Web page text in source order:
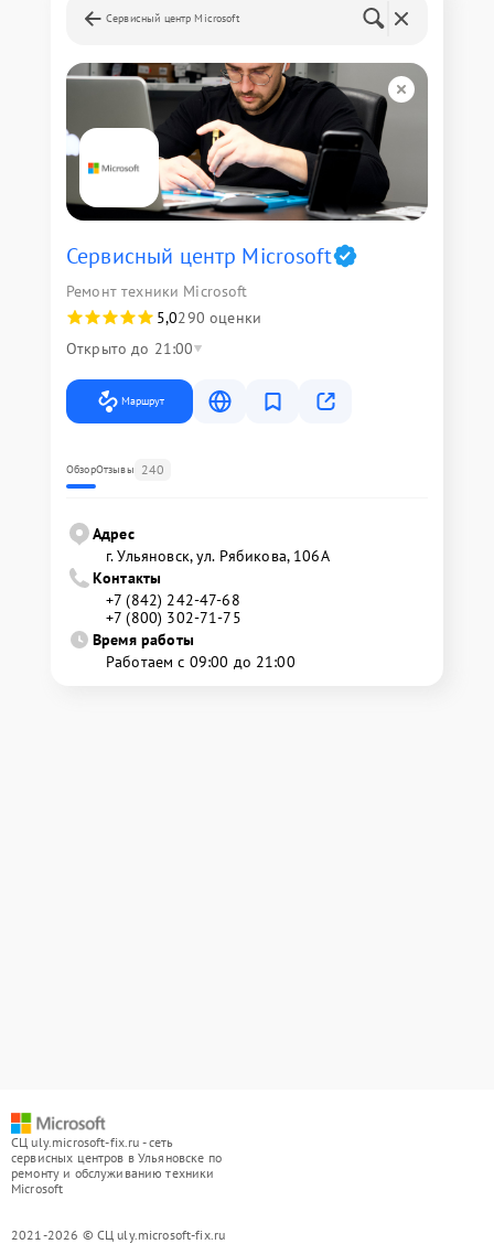
Сервисный центр Microsoft
Сервисный центр Microsoft
Ремонт техники Microsoft
5,0290 оценки
Открыто до 21:00
Маршрут
ОбзорОтзывы 240
Адрес
г. Ульяновск, ул. Рябикова, 106А
Контакты
+7 (842) 242-47-68
+7 (800) 302-71-75
Время работы
Работаем с 09:00 до 21:00
СЦ uly.microsoft-fix.ru - сеть
сервисных центров в Ульяновске по
ремонту и обслуживанию техники
Microsoft
2021-2026 © СЦ uly.microsoft-fix.ru